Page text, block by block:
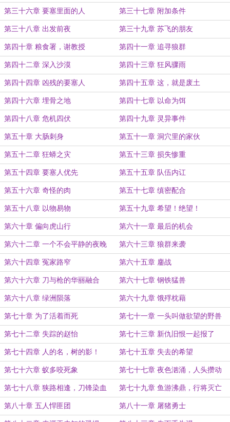
第三十六章 要塞里面的人 第三十七章 附加条件
第三十八章 出发前夜 第三十九章 苏飞的朋友
第四十章 粮食署，谢教授 第四十一章 追寻狼群
第四十二章 深入沙漠 第四十三章 狂风骤雨
第四十四章 凶残的要塞人 第四十五章 这，就是废土
第四十六章 埋骨之地 第四十七章 以命为饵
第四十八章 危机四伏 第四十九章 灵异事件
第五十章 大肠刺身 第五十一章 洞穴里的家伙
第五十二章 狂蟒之灾 第五十三章 损失惨重
第五十四章 要塞人优先 第五十五章 队伍内讧
第五十六章 奇怪的肉 第五十七章 缜密配合
第五十八章 以物易物 第五十九章 希望！绝望！
第六十章 偏向虎山行 第六十一章 最后的机会
第六十二章 一个不会平静的夜晚 第六十三章 狼群来袭
第六十四章 冤家路窄 第六十五章 鏖战
第六十六章 刀与枪的华丽融合 第六十七章 钢铁猛兽
第六十八章 绿洲陨落 第六十九章 饿殍枕藉
第七十章 为了活着而死 第七十一章 一头叫做欲望的野兽
第七十二章 失踪的赵怡 第七十三章 新仇旧恨一起报了
第七十四章 人的名，树的影！ 第七十五章 失去的希望
第七十六章 蚁多咬死象 第七十七章 夜色汹涌，人头攒动
第七十八章 狭路相逢，刀锋染血 第七十九章 鱼游沸鼎，行将灭亡
第八十章 五人悍匪团 第八十一章 屠猪勇士